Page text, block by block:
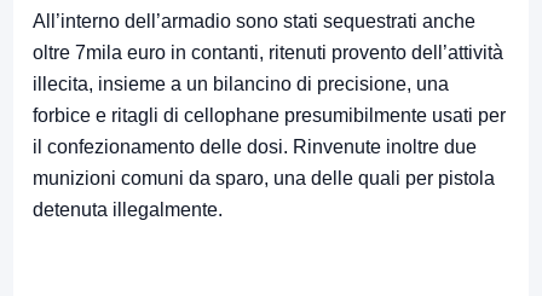
All’interno dell’armadio sono stati sequestrati anche
oltre 7mila euro in contanti, ritenuti provento dell’attività
illecita, insieme a un bilancino di precisione, una
forbice e ritagli di cellophane presumibilmente usati per
il confezionamento delle dosi. Rinvenute inoltre due
munizioni comuni da sparo, una delle quali per pistola
detenuta illegalmente.